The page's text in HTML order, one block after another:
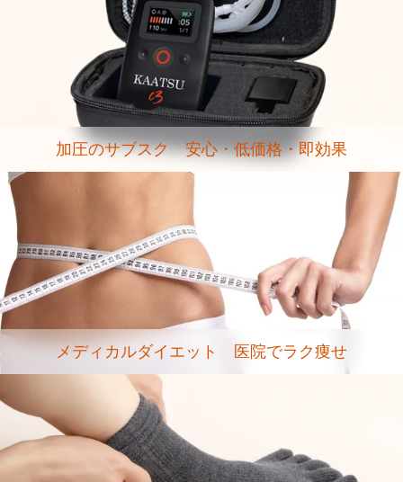
加圧のサブスク 安心・低価格・即効果
メディカルダイエット 医院でラク痩せ